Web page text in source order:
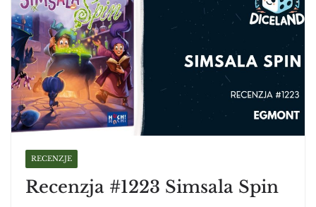
RECENZJE
Recenzja #1223 Simsala Spin